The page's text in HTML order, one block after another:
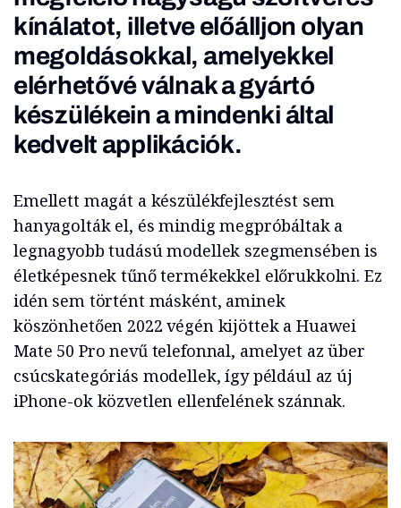
kínálatot, illetve előálljon olyan
megoldásokkal, amelyekkel
elérhetővé válnak a gyártó
készülékein a mindenki által
kedvelt applikációk.
Emellett magát a készülékfejlesztést sem
hanyagolták el, és mindig megpróbáltak a
legnagyobb tudású modellek szegmensében is
életképesnek tűnő termékekkel előrukkolni. Ez
idén sem történt másként, aminek
köszönhetően 2022 végén kijöttek a Huawei
Mate 50 Pro nevű telefonnal, amelyet az über
csúcskategóriás modellek, így például az új
iPhone-ok közvetlen ellenfelének szánnak.